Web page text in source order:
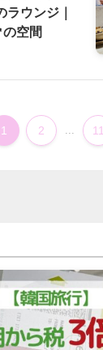
ラウンジ｜
空間
1 2 11